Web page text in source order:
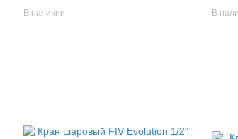
В наличии В